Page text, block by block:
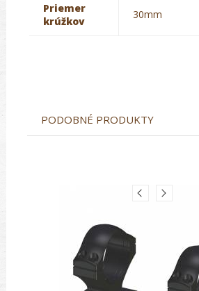
Priemer
krúžkov
30mm
PODOBNÉ PRODUKTY